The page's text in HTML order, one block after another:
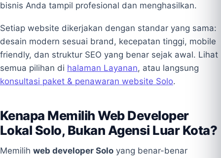
bisnis Anda tampil profesional dan menghasilkan.
Setiap website dikerjakan dengan standar yang sama:
desain modern sesuai brand, kecepatan tinggi, mobile
friendly, dan struktur SEO yang benar sejak awal. Lihat
semua pilihan di halaman Layanan, atau langsung
konsultasi paket & penawaran website Solo.
Kenapa Memilih Web Developer
Lokal Solo, Bukan Agensi Luar Kota?
Memilih web developer Solo yang benar-benar